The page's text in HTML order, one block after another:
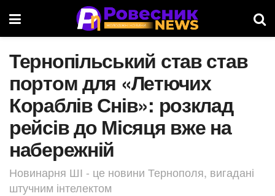
Тернопільський став став
портом для «Летючих
Кораблів Снів»: розклад
рейсів до Місяця вже на
набережній
Новинарня ШІ - це новини Тернополя, вигадані
штучним інтелектом